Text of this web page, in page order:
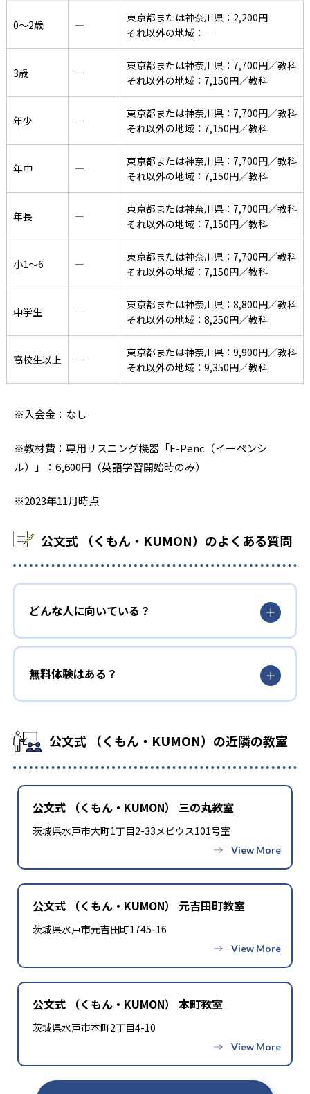
0〜2歳 ―
東京都または神奈川県：2,200円
それ以外の地域：―
3歳 ―
東京都または神奈川県：7,700円／教科
それ以外の地域：7,150円／教科
年少 ―
東京都または神奈川県：7,700円／教科
それ以外の地域：7,150円／教科
年中 ―
東京都または神奈川県：7,700円／教科
それ以外の地域：7,150円／教科
年長 ―
東京都または神奈川県：7,700円／教科
それ以外の地域：7,150円／教科
小1〜6 ―
東京都または神奈川県：7,700円／教科
それ以外の地域：7,150円／教科
中学生 ―
東京都または神奈川県：8,800円／教科
それ以外の地域：8,250円／教科
高校生以上 ―
東京都または神奈川県：9,900円／教科
それ以外の地域：9,350円／教科
※入会金：なし
※教材費：専用リスニング機器「E-Penc（イーペンシ
ル）」：6,600円（英語学習開始時のみ）
※2023年11月時点
公文式 （くもん・KUMON）のよくある質問
どんな人に向いている？
無料体験はある？
公文式 （くもん・KUMON）の近隣の教室
公文式 （くもん・KUMON） 三の丸教室
茨城県水戸市大町1丁目2-33メビウス101号室
公文式 （くもん・KUMON） 元吉田町教室
茨城県水戸市元吉田町1745-16
公文式 （くもん・KUMON） 本町教室
茨城県水戸市本町2丁目4-10